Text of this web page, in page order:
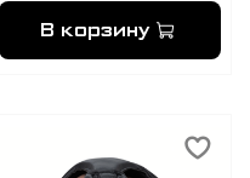
В корзину